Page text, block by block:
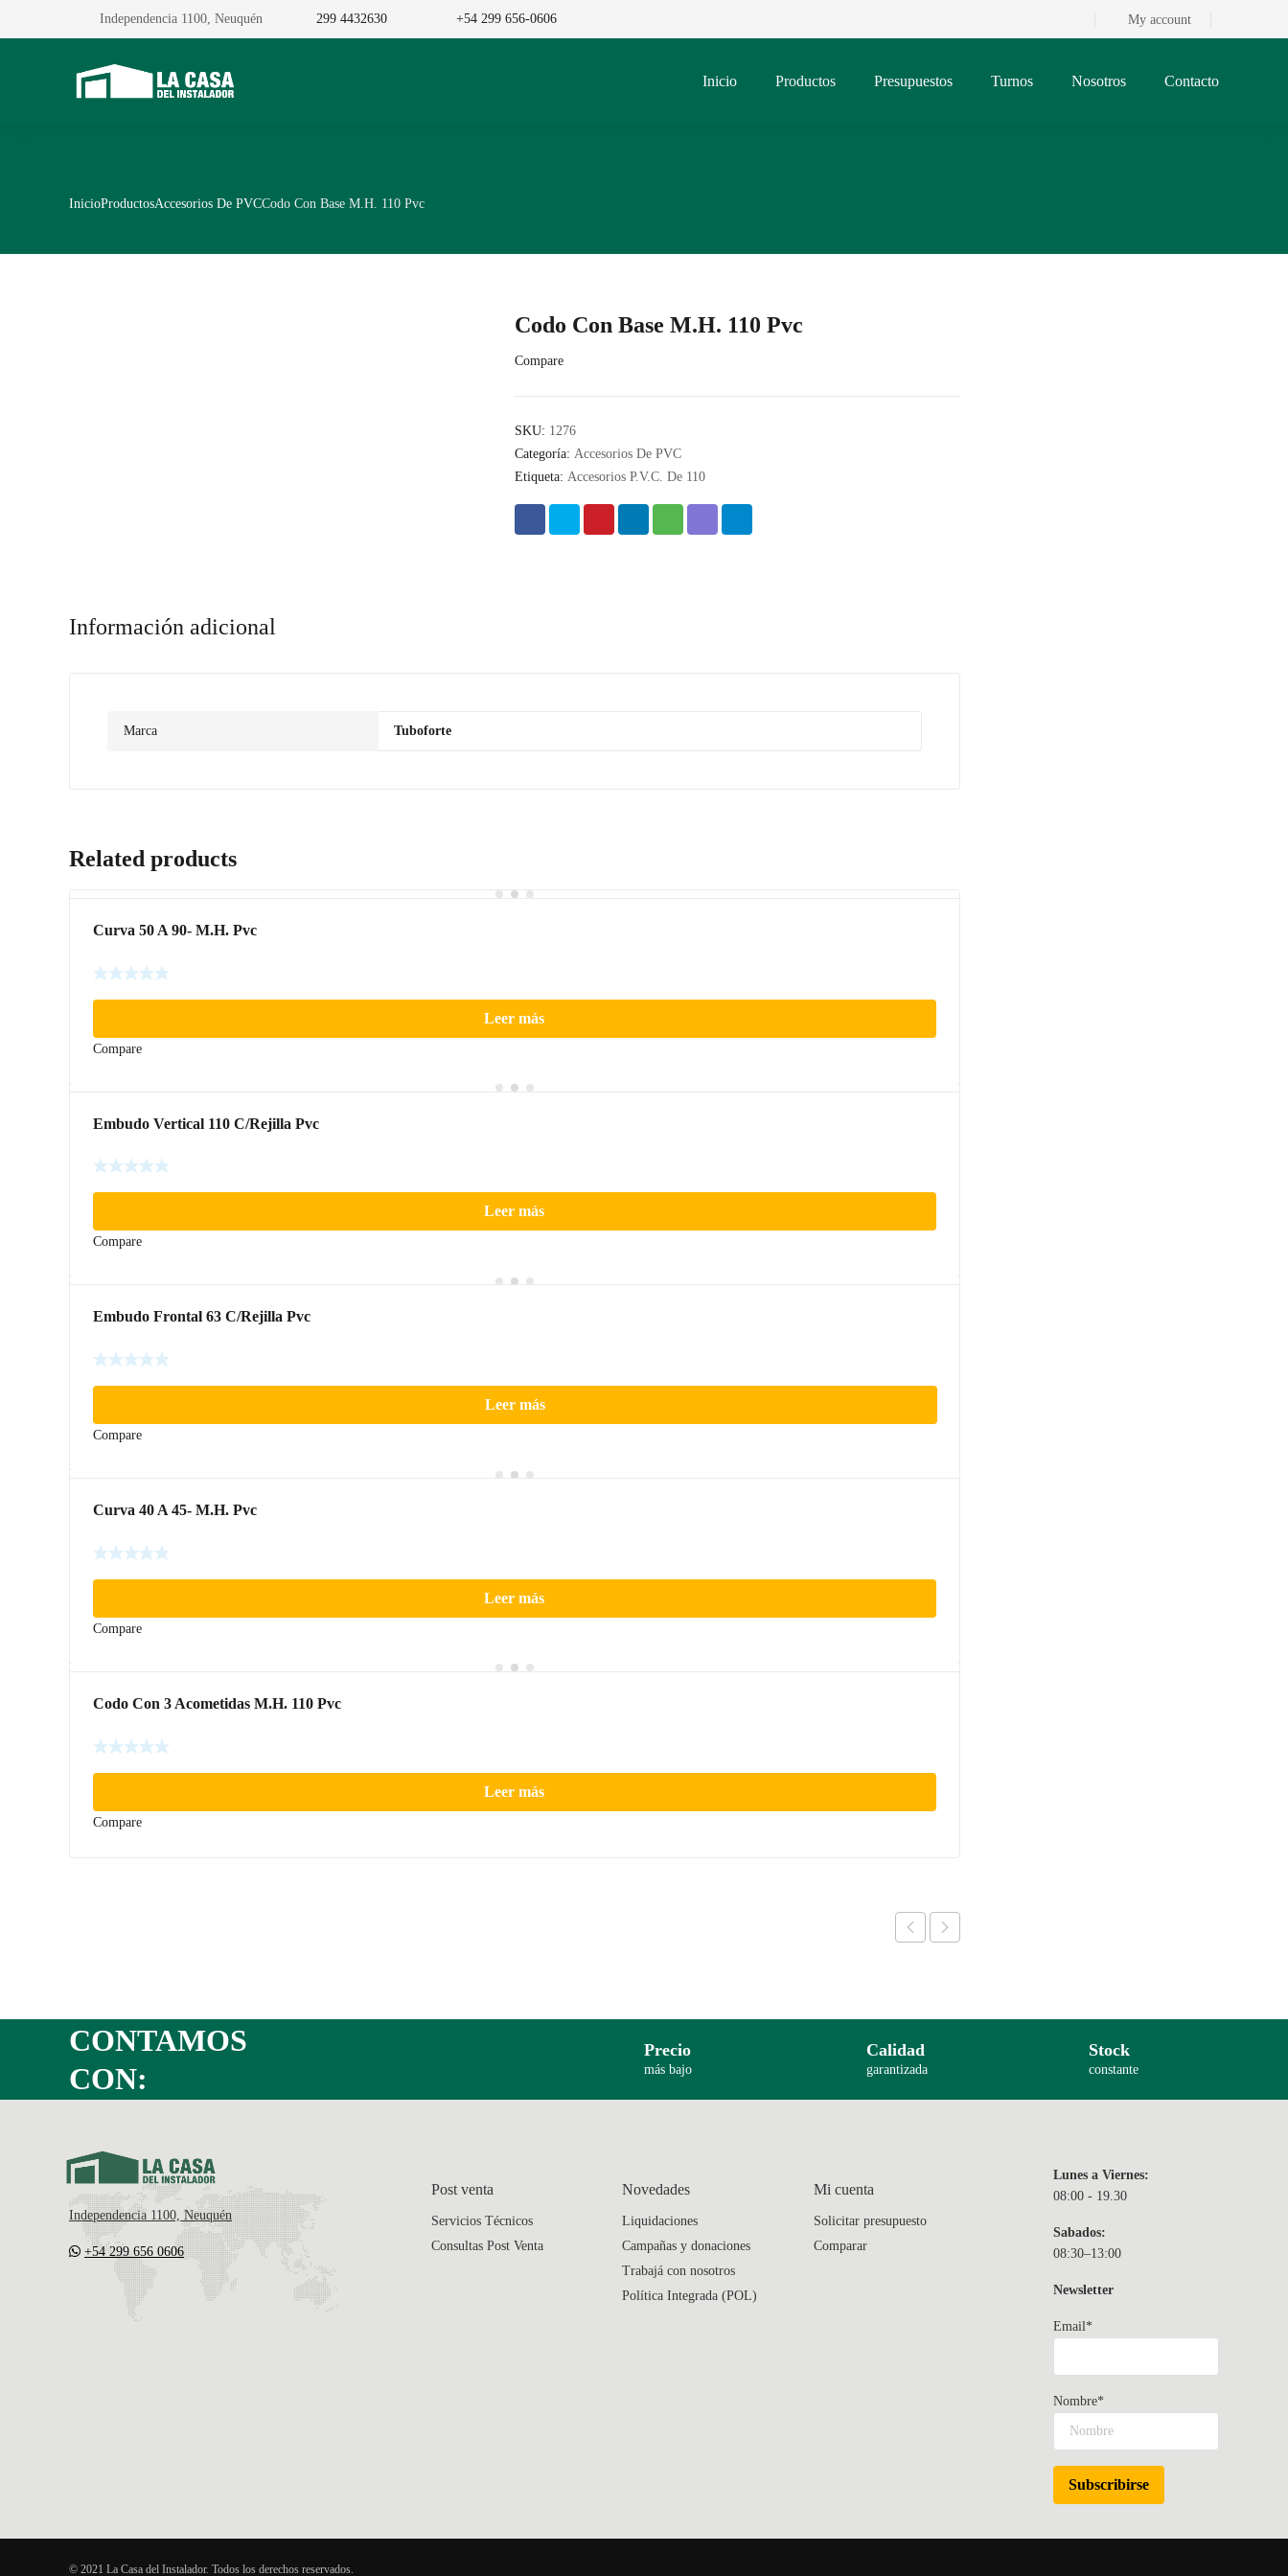
My account
Independencia 1100, Neuquén 299 4432630 +54 299 656-0606
Inicio Productos Presupuestos Turnos Nosotros Contacto
InicioProductosAccesorios De PVCCodo Con Base M.H. 110 Pvc
Codo Con Base M.H. 110 Pvc
Compare
SKU: 1276
Categoría: Accesorios De PVC
Etiqueta: Accesorios P.V.C. De 110
Información adicional
Marca Tuboforte
Related products
Curva 50 A 90- M.H. Pvc
Leer más
Compare
Embudo Vertical 110 C/Rejilla Pvc
Leer más
Compare
Embudo Frontal 63 C/Rejilla Pvc
Leer más
Compare
Curva 40 A 45- M.H. Pvc
Leer más
Compare
Codo Con 3 Acometidas M.H. 110 Pvc
Leer más
Compare
CONTAMOS
CON:
Precio
más bajo
Calidad
garantizada
Stock
constante
Independencia 1100, Neuquén
+54 299 656 0606
Post venta
Servicios Técnicos
Consultas Post Venta
Novedades
Liquidaciones
Campañas y donaciones
Trabajá con nosotros
Política Integrada (POL)
Mi cuenta
Solicitar presupuesto
Comparar
Lunes a Viernes:
08:00 - 19.30
Sabados:
08:30–13:00
Newsletter
Email*
Nombre*
© 2021 La Casa del Instalador. Todos los derechos reservados.